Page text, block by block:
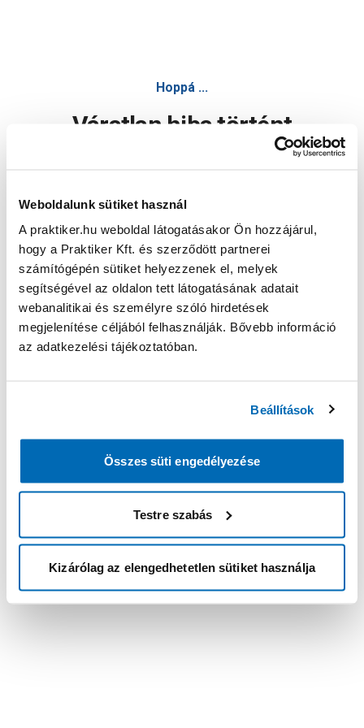
Weboldalunk sütiket használ
A praktiker.hu weboldal látogatásakor Ön hozzájárul,
hogy a Praktiker Kft. és szerződött partnerei
számítógépén sütiket helyezzenek el, melyek
segítségével az oldalon tett látogatásának adatait
webanalitikai és személyre szóló hirdetések
megjelenítése céljából felhasználják. Bővebb információ
az adatkezelési tájékoztatóban.
Beállítások
Összes süti engedélyezése
Testre szabás
Kizárólag az elengedhetetlen sütiket használja
Hoppá ...
Váratlan hiba történt
Oldal újratöltése